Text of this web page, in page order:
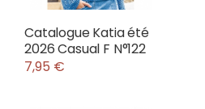
Catalogue Katia été
2026 Casual F N°122
7,95 €